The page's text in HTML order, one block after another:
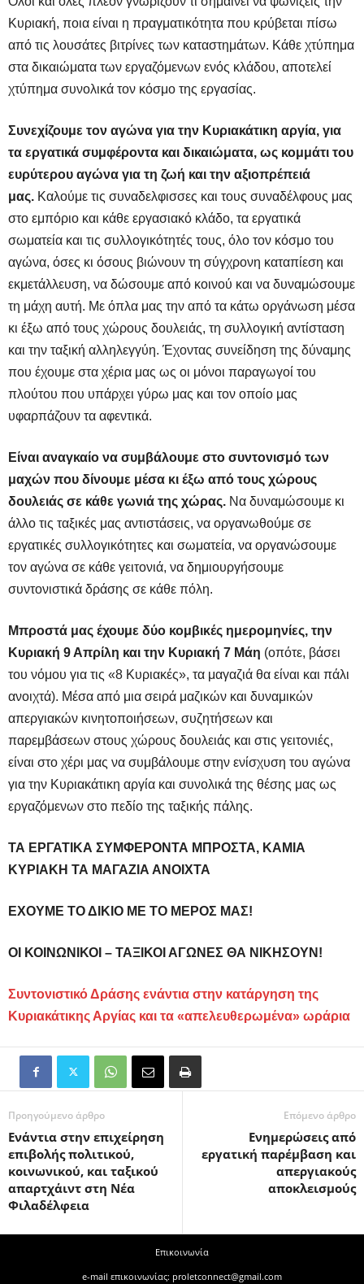
Κυριακή, ποια είναι η πραγματικότητα που κρύβεται πίσω
από τις λουσάτες βιτρίνες των καταστημάτων. Κάθε χτύπημα
στα δικαιώματα των εργαζόμενων ενός κλάδου, αποτελεί
χτύπημα συνολικά τον κόσμο της εργασίας.
Συνεχίζουμε τον αγώνα για την Κυριακάτικη αργία, για
τα εργατικά συμφέροντα και δικαιώματα, ως κομμάτι του
ευρύτερου αγώνα για τη ζωή και την αξιοπρέπειά
μας. Καλούμε τις συναδελφισσες και τους συναδέλφους μας
στο εμπόριο και κάθε εργασιακό κλάδο, τα εργατικά
σωματεία και τις συλλογικότητές τους, όλο τον κόσμο του
αγώνα, όσες κι όσους βιώνουν τη σύγχρονη καταπίεση και
εκμετάλλευση, να δώσουμε από κοινού και να δυναμώσουμε
τη μάχη αυτή. Με όπλα μας την από τα κάτω οργάνωση μέσα
κι έξω από τους χώρους δουλειάς, τη συλλογική αντίσταση
και την ταξική αλληλεγγύη. Έχοντας συνείδηση της δύναμης
που έχουμε στα χέρια μας ως οι μόνοι παραγωγοί του
πλούτου που υπάρχει γύρω μας και τον οποίο μας
υφαρπάζουν τα αφεντικά.
Είναι αναγκαίο να συμβάλουμε στο συντονισμό των
μαχών που δίνουμε μέσα κι έξω από τους χώρους
δουλειάς σε κάθε γωνιά της χώρας. Να δυναμώσουμε κι
άλλο τις ταξικές μας αντιστάσεις, να οργανωθούμε σε
εργατικές συλλογικότητες και σωματεία, να οργανώσουμε
τον αγώνα σε κάθε γειτονιά, να δημιουργήσουμε
συντονιστικά δράσης σε κάθε πόλη.
Μπροστά μας έχουμε δύο κομβικές ημερομηνίες, την
Κυριακή 9 Απρίλη και την Κυριακή 7 Μάη (οπότε, βάσει
του νόμου για τις «8 Κυριακές», τα μαγαζιά θα είναι και πάλι
ανοιχτά). Μέσα από μια σειρά μαζικών και δυναμικών
απεργιακών κινητοποιήσεων, συζητήσεων και
παρεμβάσεων στους χώρους δουλειάς και στις γειτονιές,
είναι στο χέρι μας να συμβάλουμε στην ενίσχυση του αγώνα
για την Κυριακάτικη αργία και συνολικά της θέσης μας ως
εργαζόμενων στο πεδίο της ταξικής πάλης.
ΤΑ ΕΡΓΑΤΙΚΑ ΣΥΜΦΕΡΟΝΤΑ ΜΠΡΟΣΤΑ, ΚΑΜΙΑ
ΚΥΡΙΑΚΗ ΤΑ ΜΑΓΑΖΙΑ ΑΝΟΙΧΤΑ
ΕΧΟΥΜΕ ΤΟ ΔΙΚΙΟ ΜΕ ΤΟ ΜΕΡΟΣ ΜΑΣ!
ΟΙ ΚΟΙΝΩΝΙΚΟΙ – ΤΑΞΙΚΟΙ ΑΓΩΝΕΣ ΘΑ ΝΙΚΗΣΟΥΝ!
Συντονιστικό Δράσης ενάντια στην κατάργηση της
Κυριακάτικης Αργίας και τα «απελευθερωμένα» ωράρια
Προηγούμενο άρθρο
Ενάντια στην επιχείρηση
επιβολής πολιτικού,
κοινωνικού, και ταξικού
απαρτχάιντ στη Νέα
Φιλαδέλφεια
Επόμενο άρθρο
Ενημερώσεις από
εργατική παρέμβαση και
απεργιακούς
αποκλεισμούς
Επικοινωνία
e-mail επικοινωνίας: proletconnect@gmail.com